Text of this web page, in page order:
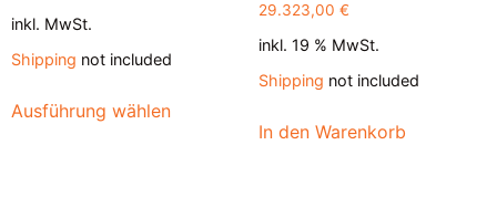
inkl. MwSt.
Shipping not included
Ausführung wählen
29.323,00 €
inkl. 19 % MwSt.
Shipping not included
In den Warenkorb